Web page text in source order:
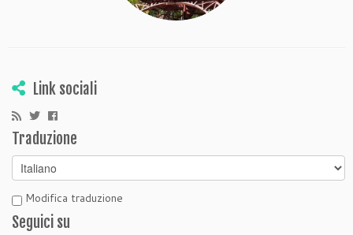
Link sociali
Traduzione
Modifica traduzione
Seguici su